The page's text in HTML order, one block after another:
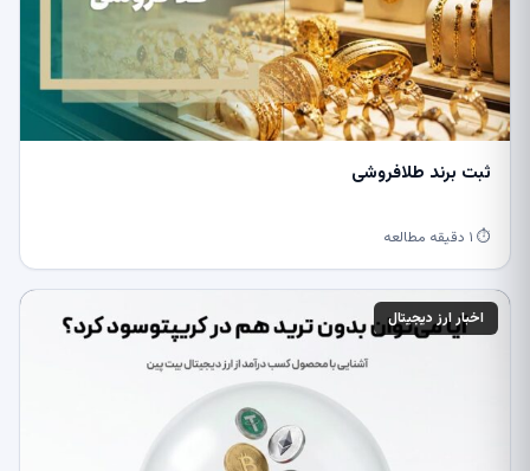
ثبت برند طلافروشی
⏱ ۱ دقیقه مطالعه
اخبار ارز دیجیتال